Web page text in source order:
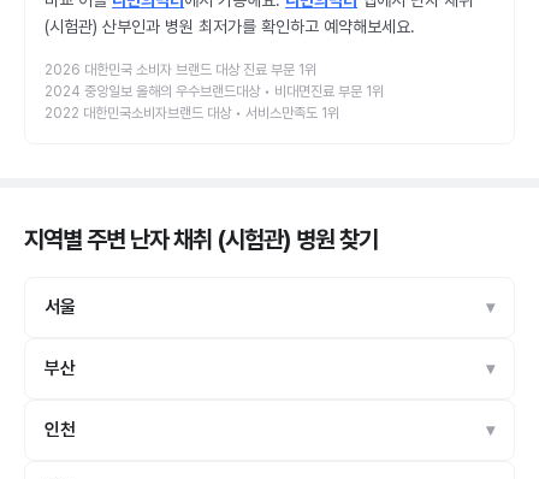
(시험관) 산부인과 병원 최저가를 확인하고 예약해보세요.
2026 대한민국 소비자 브랜드 대상 진료 부문 1위
2024 중앙일보 올해의 우수브랜드대상 • 비대면진료 부문 1위
2022 대한민국소비자브랜드 대상 • 서비스만족도 1위
지역별 주변 난자 채취 (시험관) 병원찾기
서울
부산
인천